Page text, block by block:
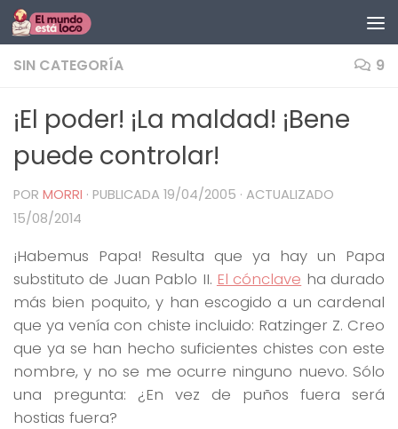
Saltar al contenido
SIN CATEGORÍA 9
¡El poder! ¡La maldad! ¡Bene
puede controlar!
POR MORRI · PUBLICADA 19/04/2005 · ACTUALIZADO
15/08/2014
¡Habemus Papa! Resulta que ya hay un Papa
substituto de Juan Pablo II. El cónclave ha durado
más bien poquito, y han escogido a un cardenal
que ya venía con chiste incluido: Ratzinger Z. Creo
que ya se han hecho suficientes chistes con este
nombre, y no se me ocurre ninguno nuevo. Sólo
una pregunta: ¿En vez de puños fuera será
hostias fuera?